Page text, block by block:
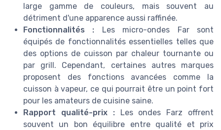
large gamme de couleurs, mais souvent au
détriment d'une apparence aussi raffinée.
Fonctionnalités : Les micro-ondes Far sont
équipés de fonctionnalités essentielles telles que
des options de cuisson par chaleur tournante ou
par grill. Cependant, certaines autres marques
proposent des fonctions avancées comme la
cuisson à vapeur, ce qui pourrait être un point fort
pour les amateurs de cuisine saine.
Rapport qualité-prix :Les ondes Farz offrent
souvent un bon équilibre entre qualité et prix